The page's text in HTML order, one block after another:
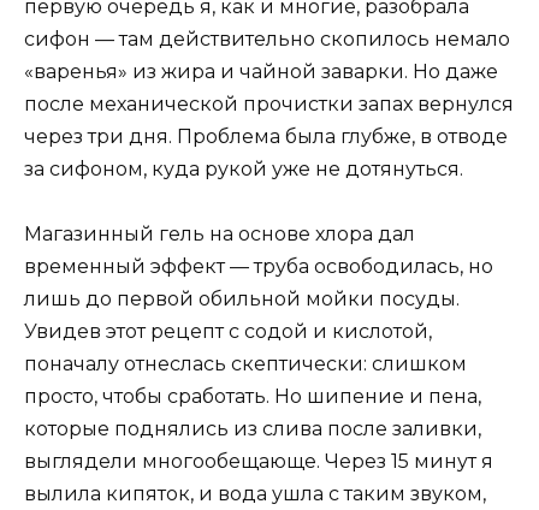
первую очередь я, как и многие, разобрала
сифон — там действительно скопилось немало
«варенья» из жира и чайной заварки. Но даже
после механической прочистки запах вернулся
через три дня. Проблема была глубже, в отводе
за сифоном, куда рукой уже не дотянуться.
Магазинный гель на основе хлора дал
временный эффект — труба освободилась, но
лишь до первой обильной мойки посуды.
Увидев этот рецепт с содой и кислотой,
поначалу отнеслась скептически: слишком
просто, чтобы сработать. Но шипение и пена,
которые поднялись из слива после заливки,
выглядели многообещающе. Через 15 минут я
вылила кипяток, и вода ушла с таким звуком,